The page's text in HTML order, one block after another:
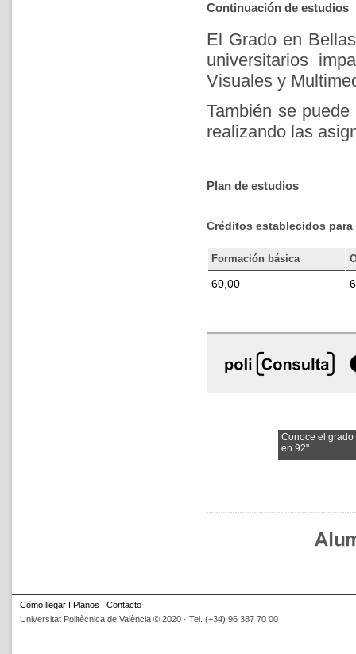
Continuación de estudios
El Grado en
universitarios
Visuales y
También se
realizando las
Plan de estudios
Créditos establecidos
Formación básica
60,00
Conoce el grado
en 92"
Cómo llegar I Planos I Contacto
Universitat Politècnica de València © 2020 · Tel. (+34) 96 387 70 00